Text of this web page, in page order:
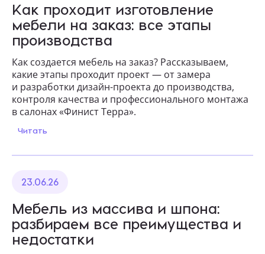
Как проходит изготовление
мебели на заказ: все этапы
производства
Как создается мебель на заказ? Рассказываем,
какие этапы проходит проект — от замера
и разработки дизайн-проекта до производства,
контроля качества и профессионального монтажа
в салонах «Финист Терра».
Читать
23.06.26
Мебель из массива и шпона:
разбираем все преимущества и
недостатки